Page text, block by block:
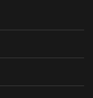
с
учреждениями,
совета портала
Союза писателей
кино», ведущий